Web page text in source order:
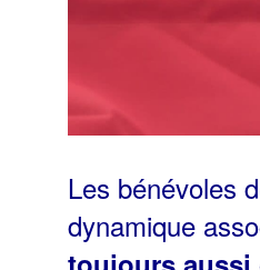
Les bénévoles
dynamique